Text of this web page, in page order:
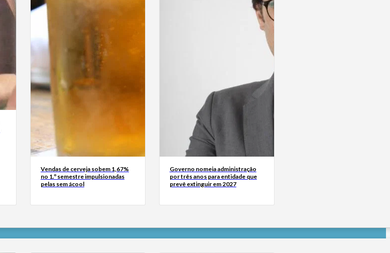
Vendas de cerveja sobem 1,67%
no 1.º semestre impulsionadas
pelas sem ácool
Governo nomeia administração
por três anos para entidade que
prevê extinguir em 2027